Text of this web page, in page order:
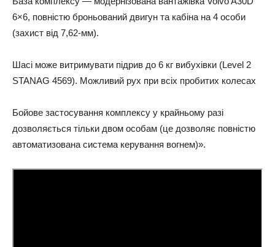
6×6, повністю броньований двигун та кабіна на 4 особи
(захист від 7,62-мм).
Шасі може витримувати підрив до 6 кг вибухівки (Level 2
STANAG 4569). Можливий рух при всіх пробитих колесах
Бойове застосування комплексу у крайньому разі
дозволяється тільки двом особам (це дозволяє повністю
автоматизована система керування вогнем)».